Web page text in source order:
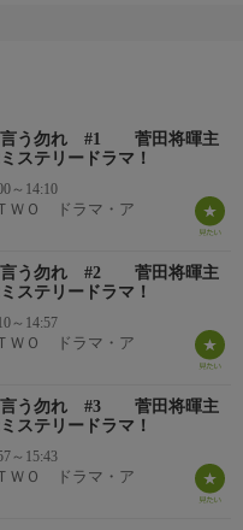
也 ヒコロヒー 筒井道
言う勿れ #1 菅田将暉主
ステリードラマ！
～14:10
ＷＯ ドラマ・ア
言う勿れ #2 菅田将暉主
ステリードラマ！
～14:57
ＷＯ ドラマ・ア
言う勿れ #3 菅田将暉主
ステリードラマ！
～15:43
ＷＯ ドラマ・ア